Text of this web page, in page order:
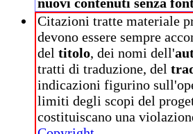
Citazioni tratte materiale
devono essere sempre
del titolo, dei nomi dell'
tratti di traduzione, del
indicazioni figurino
limiti degli scopi del
costituiscano una